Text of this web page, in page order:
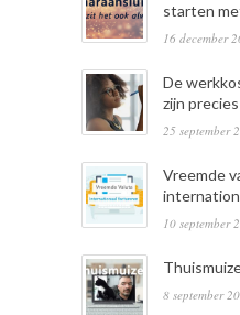
starten
16 december
De
zijn
25 september
Vreemde
10 september
8 september